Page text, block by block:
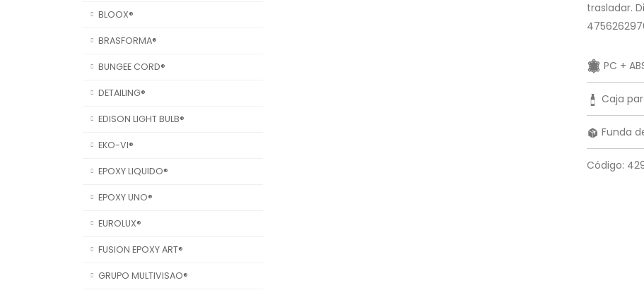
BLOOX®
BRASFORMA®
BUNGEE CORD®
DETAILING®
EDISON LIGHT BULB®
EKO-VI®
EPOXY LIQUIDO®
EPOXY UNO®
EUROLUX®
FUSION EPOXY ART®
GRUPO MULTIVISAO®
trasladar.
PC +
Caja
Funda
Código: